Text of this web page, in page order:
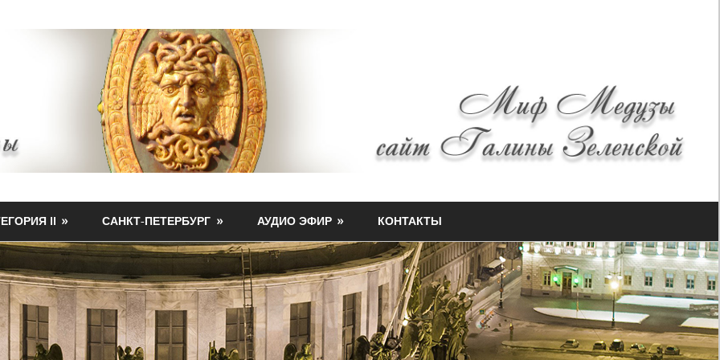
II САНКТ-ПЕТЕРБУРГ АУДИО ЭФИР КОНТАКТЫ